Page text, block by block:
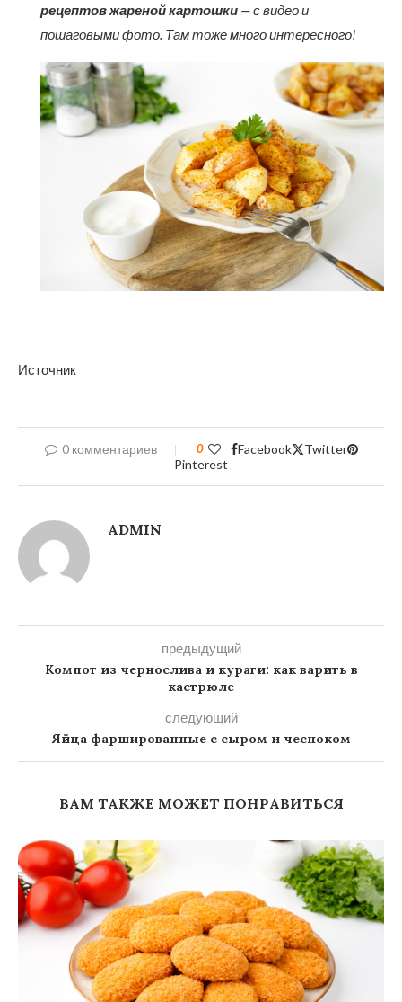
рецептов жареной картошки — с видео и
пошаговыми фото. Там тоже много интересного!
Источник
0 комментариев 0 Facebook
Twitter
Pinterest
ADMIN
предыдущий
Компот из чернослива и кураги: как варить в
кастрюле
следующий
Яйца фаршированные с сыром и чесноком
ВАМ ТАКЖЕ МОЖЕТ ПОНРАВИТЬСЯ